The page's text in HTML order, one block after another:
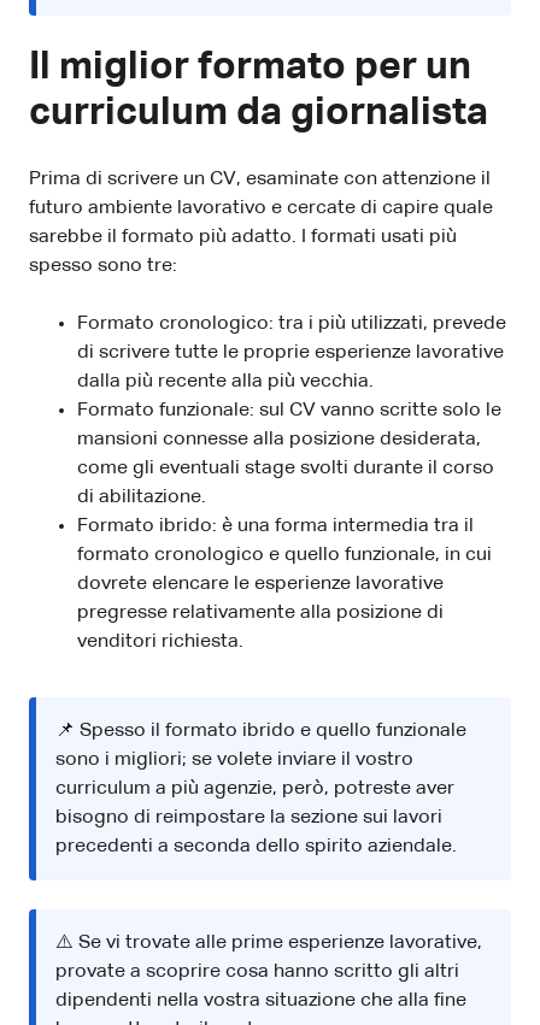
Il miglior formato per un
curriculum da giornalista
Prima di scrivere un CV, esaminate con attenzione il
futuro ambiente lavorativo e cercate di capire quale
sarebbe il formato più adatto. I formati usati più
spesso sono tre:
Formato cronologico: tra i più utilizzati, prevede
di scrivere tutte le proprie esperienze lavorative
dalla più recente alla più vecchia.
Formato funzionale: sul CV vanno scritte solo le
mansioni connesse alla posizione desiderata,
come gli eventuali stage svolti durante il corso
di abilitazione.
Formato ibrido: è una forma intermedia tra il
formato cronologico e quello funzionale, in cui
dovrete elencare le esperienze lavorative
pregresse relativamente alla posizione di
venditori richiesta.
📌 Spesso il formato ibrido e quello funzionale
sono i migliori; se volete inviare il vostro
curriculum a più agenzie, però, potreste aver
bisogno di reimpostare la sezione sui lavori
precedenti a seconda dello spirito aziendale.
⚠️ Se vi trovate alle prime esperienze lavorative,
provate a scoprire cosa hanno scritto gli altri
dipendenti nella vostra situazione che alla fine